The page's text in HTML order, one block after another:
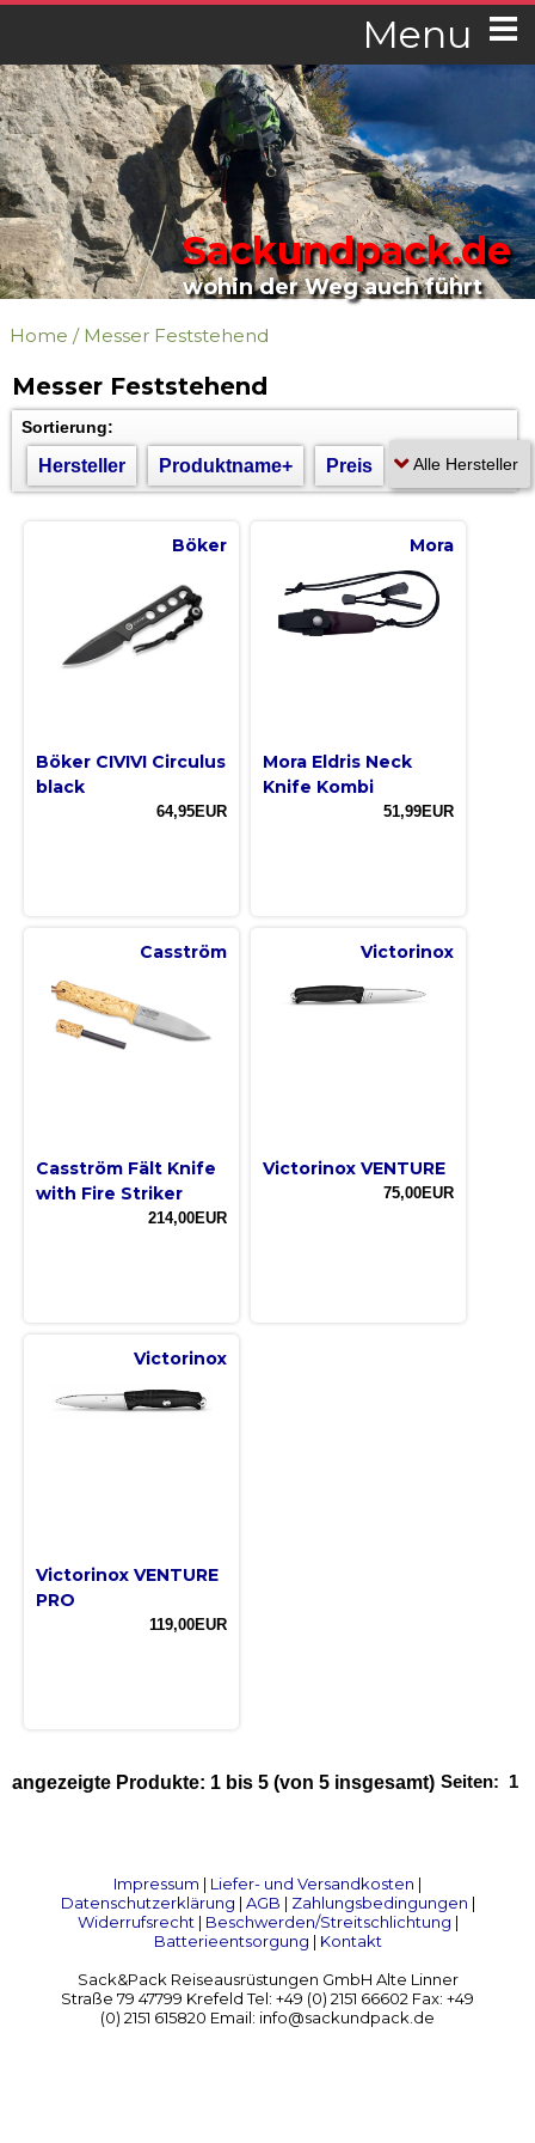
Menu
Sackundpack.de
wohin der Weg auch führt
Home / Messer Feststehend
Messer Feststehend
Sortierung:
Hersteller Produktname+ Preis
Böker
Böker CIVIVI Circulus
black
64,95EUR
Mora
Mora Eldris Neck
Knife Kombi
51,99EUR
Casström
Casström Fält Knife
with Fire Striker
214,00EUR
Victorinox
Victorinox VENTURE
75,00EUR
Victorinox
Victorinox VENTURE
PRO
119,00EUR
Seiten: 1
angezeigte Produkte: 1 bis 5 (von 5 insgesamt)
Impressum | Liefer- und Versandkosten |
Datenschutzerklärung | AGB | Zahlungsbedingungen |
Widerrufsrecht| Beschwerden/Streitschlichtung |
Batterieentsorgung | Kontakt
Sack&Pack Reiseausrüstungen GmbH Alte Linner
Straße 79 47799 Krefeld Tel: +49 (0) 2151 66602 Fax: +49
(0) 2151 615820 Email: info@sackundpack.de